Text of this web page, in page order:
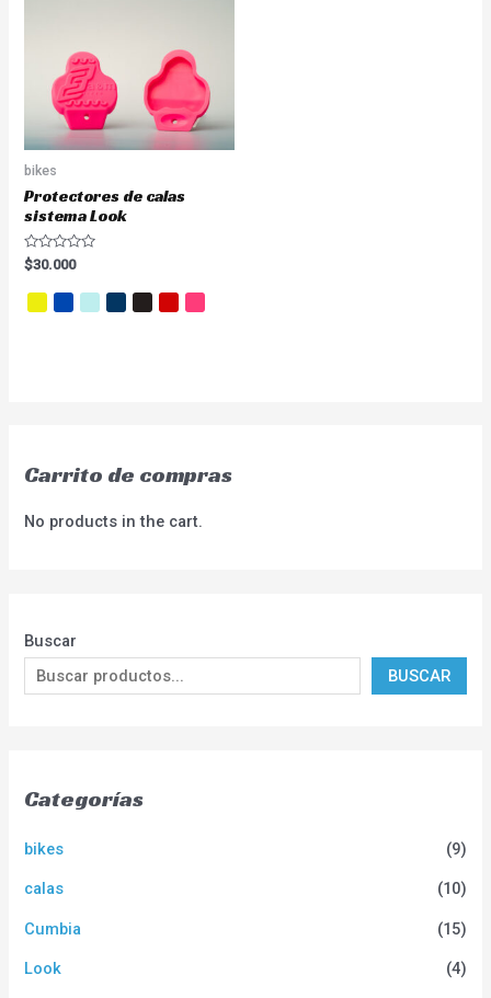
Carrito de compras
No products in the cart.
Buscar
BUSCAR
Categorías
bikes (9)
calas (10)
Cumbia (15)
Look (4)
bikes
Protectores de calas
sistema Look
Valorado
en
5
$30.000